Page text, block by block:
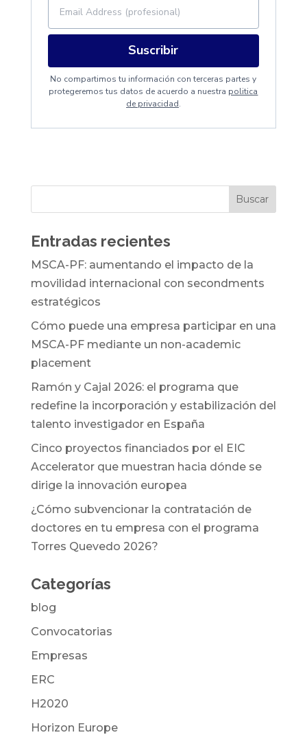
Suscribir
No compartimos tu información con terceras partes y
protegeremos tus datos de acuerdo a nuestra politica
de privacidad.
Entradas recientes
MSCA-PF: aumentando el impacto de la
movilidad internacional con secondments
estratégicos
Cómo puede una empresa participar en una
MSCA-PF mediante un non-academic
placement
Ramón y Cajal 2026: el programa que
redefine la incorporación y estabilización del
talento investigador en España
Cinco proyectos financiados por el EIC
Accelerator que muestran hacia dónde se
dirige la innovación europea
¿Cómo subvencionar la contratación de
doctores en tu empresa con el programa
Torres Quevedo 2026?
Categorías
blog
Convocatorias
Empresas
ERC
H2020
Horizon Europe